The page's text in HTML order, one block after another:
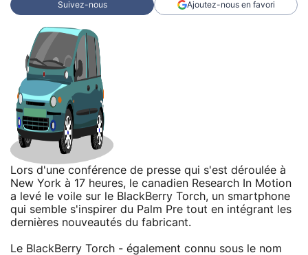
Suivez-nous Ajoutez-nous en favori
Lors d'une conférence de presse qui s'est déroulée à
New York à 17 heures, le canadien Research In Motion
a levé le voile sur le BlackBerry Torch, un smartphone
qui semble s'inspirer du Palm Pre tout en intégrant les
dernières nouveautés du fabricant.
Le BlackBerry Torch - également connu sous le nom